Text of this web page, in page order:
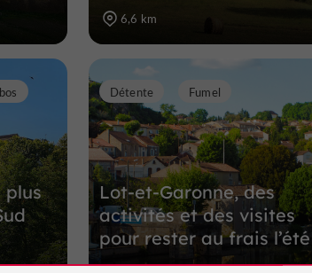
6,6 km
plus
Lot-et-Garonne, des
activités et des visites
pour rester au frais l’été
Détente Fumel